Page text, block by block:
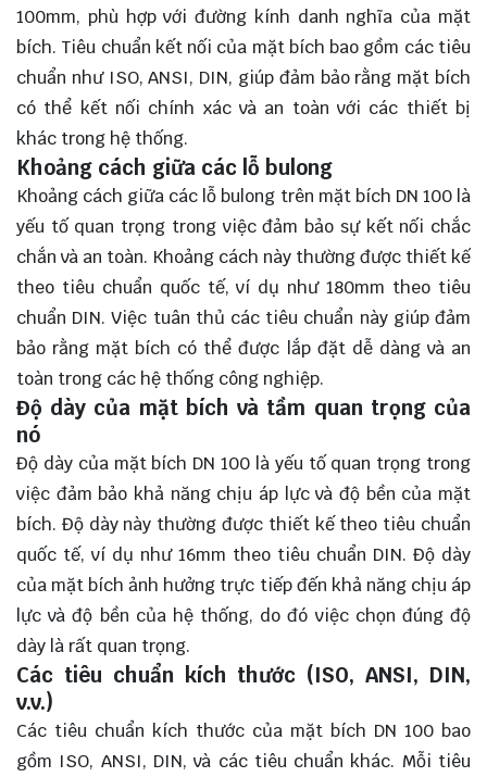
100mm, phù hợp với đường kính danh nghĩa của mặt
bích. Tiêu chuẩn kết nối của mặt bích bao gồm các tiêu
chuẩn như ISO, ANSI, DIN, giúp đảm bảo rằng mặt bích
có thể kết nối chính xác và an toàn với các thiết bị
khác trong hệ thống.
Khoảng cách giữa các lỗ bulong
Khoảng cách giữa các lỗ bulong trên mặt bích DN 100 là
yếu tố quan trọng trong việc đảm bảo sự kết nối chắc
chắn và an toàn. Khoảng cách này thường được thiết kế
theo tiêu chuẩn quốc tế, ví dụ như 180mm theo tiêu
chuẩn DIN. Việc tuân thủ các tiêu chuẩn này giúp đảm
bảo rằng mặt bích có thể được lắp đặt dễ dàng và an
toàn trong các hệ thống công nghiệp.
Độ dày của mặt bích và tầm quan trọng của
nó
Độ dày của mặt bích DN 100 là yếu tố quan trọng trong
việc đảm bảo khả năng chịu áp lực và độ bền của mặt
bích. Độ dày này thường được thiết kế theo tiêu chuẩn
quốc tế, ví dụ như 16mm theo tiêu chuẩn DIN. Độ dày
của mặt bích ảnh hưởng trực tiếp đến khả năng chịu áp
lực và độ bền của hệ thống, do đó việc chọn đúng độ
dày là rất quan trọng.
Các tiêu chuẩn kích thước (ISO, ANSI, DIN,
v.v.)
Các tiêu chuẩn kích thước của mặt bích DN 100 bao
gồm ISO, ANSI, DIN, và các tiêu chuẩn khác. Mỗi tiêu